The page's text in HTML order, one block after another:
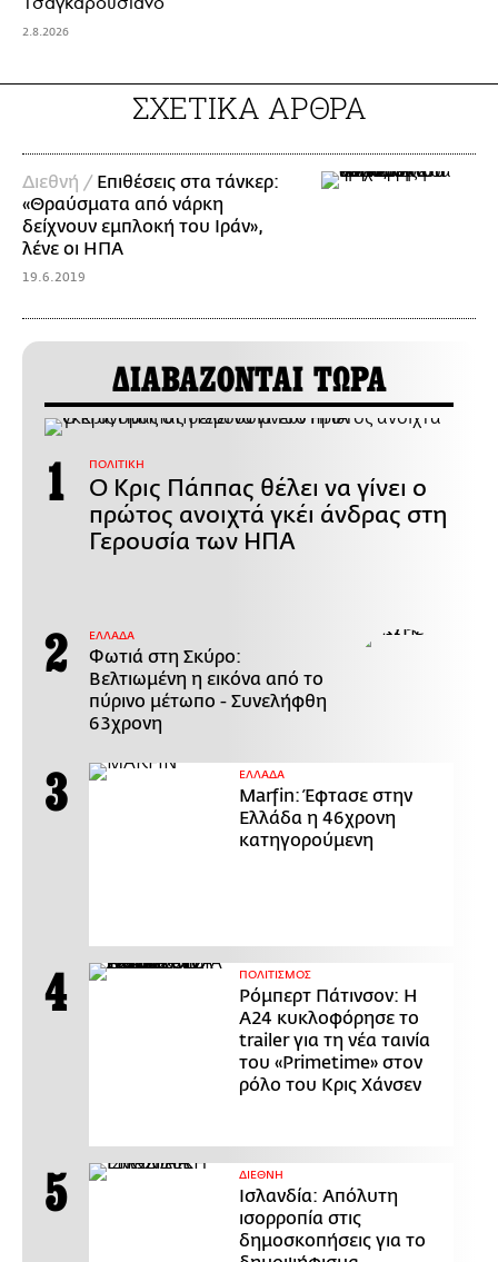
2.8.2026
ΣΧΕΤΙΚΑ ΑΡΘΡΑ
Διεθνή / Επιθέσεις στα τάνκερ:
«Θραύσματα από νάρκη
δείχνουν εμπλοκή του Ιράν»,
λένε οι ΗΠΑ
19.6.2019
ΔΙΑΒΑΖΟΝΤΑΙ ΤΩΡΑ
ΠΟΛΙΤΙΚΗ
Ο Κρις Πάππας θέλει να γίνει ο
πρώτος ανοιχτά γκέι άνδρας στη
Γερουσία των ΗΠΑ
ΕΛΛΑΔΑ
Φωτιά στη Σκύρο:
Βελτιωμένη η εικόνα από το
πύρινο μέτωπο - Συνελήφθη
63χρονη
ΕΛΛΑΔΑ
Marfin: Έφτασε στην
Ελλάδα η 46χρονη
κατηγορούμενη
ΠΟΛΙΤΙΣΜΟΣ
Ρόμπερτ Πάτινσον: Η
Α24 κυκλοφόρησε το
trailer για τη νέα ταινία
του «Primetime» στον
ρόλο του Κρις Χάνσεν
ΔΙΕΘΝΗ
Ισλανδία: Απόλυτη
ισορροπία στις
δημοσκοπήσεις για το